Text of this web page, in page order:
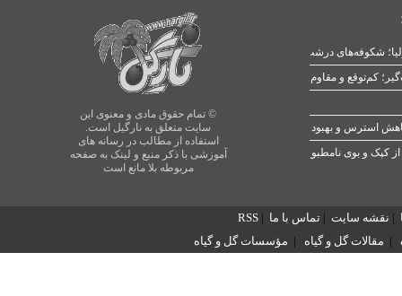
© تمام حقوق مادی و معنوی این
سایت متعلق به نارگیل است.
استفاده از مطالب در رسانه های
آموزشی با ذکر منبع و لینک به صفحه
مربوطه بلا مانع است
شکوفه‌های درشت در بهار
کپک و بوی نامطبوع
| نقشه سایت | تماس با ما |
RSS
| مقالات گل و گیاه | مؤسسات گل و گیاه